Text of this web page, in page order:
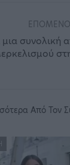
μια συνολική
Από Τον